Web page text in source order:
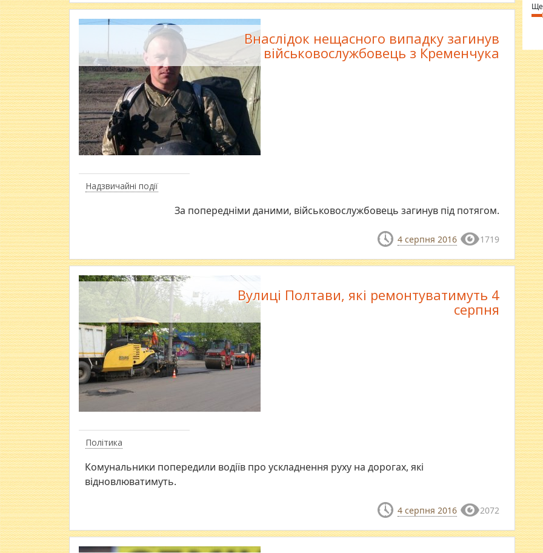
Надзвичайні події
Внаслідок нещасного випадку загинув
військовослужбовець з Кременчука
​За попередніми даними, військовослужбовець загинув під потягом.
4 серпня 2016 1719
Політика
Вулиці Полтави, які ремонтуватимуть 4
серпня
Комунальники попередили водіїв про ускладнення руху на дорогах, які
відновлюватимуть.
4 серпня 2016 2072
Ще